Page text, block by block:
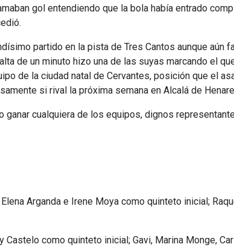
gol entendiendo que la bola había entrado
partido en la pista de Tres Cantos aunque aún
de un minuto hizo una de las suyas marcando el
de la ciudad natal de Cervantes, posición que el
si rival la próxima semana en Alcalá de
cualquiera de los equipos, dignos
Elena Arganda e Irene Moya como quinteto inicial;
Castelo como quinteto inicial; Gavi, Marina Monge,